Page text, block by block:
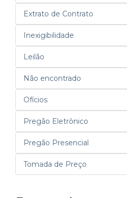
Extrato de Contrato
Inexigibilidade
Leilão
Não encontrado
Ofícios
Pregão Eletrônico
Pregão Presencial
Tomada de Preço